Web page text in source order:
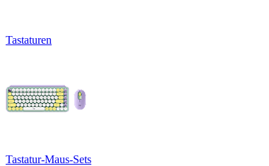
Tastaturen
Tastatur-Maus-Sets